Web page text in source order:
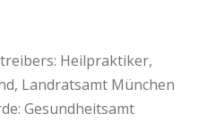
Heilpraktiker,
Landratsamt München
Gesundheitsamt